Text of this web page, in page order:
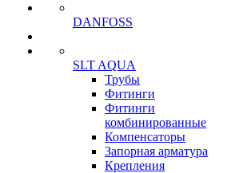
DANFOSS
SLT AQUA
Трубы
Фитинги
Фитинги
комбинированные
Компенсаторы
Запорная арматура
Крепления